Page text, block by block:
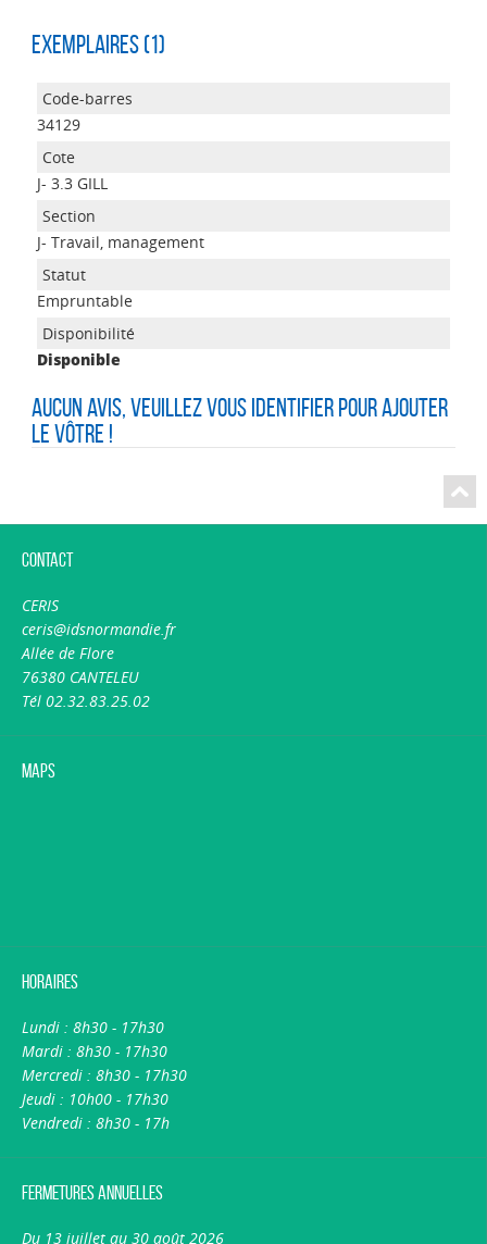
Exemplaires (1)
34129
J- 3.3 GILL
J- Travail, management
Empruntable
Disponible
Aucun avis, veuillez vous identifier pour ajouter
le vôtre !
Contact
CERIS
ceris@idsnormandie.fr
Allée de Flore
76380 CANTELEU
Tél 02.32.83.25.02
Maps
Horaires
Lundi : 8h30 - 17h30
Mardi : 8h30 - 17h30
Mercredi : 8h30 - 17h30
Jeudi : 10h00 - 17h30
Vendredi : 8h30 - 17h
Fermetures annuelles
Du 13 juillet au 30 août 2026